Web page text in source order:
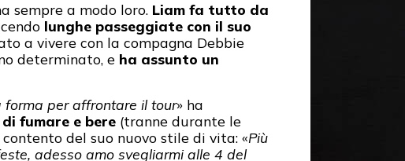
sempre a modo loro. Liam fa tutto da
lunghe passeggiate con il suo
a vivere con la compagna Debbie
determinato, e ha assunto un
forma per affrontare il tour» ha
di fumare e bere (tranne durante le
del suo nuovo stile di vita: «Più
adesso amo svegliarmi alle 4 del